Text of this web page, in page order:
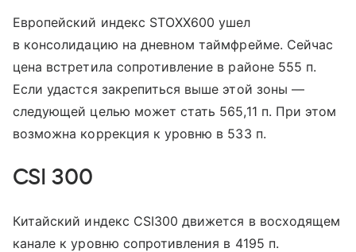
Европейский индекс STOXX600 ушел
в консолидацию на дневном таймфрейме. Сейчас
цена встретила сопротивление в районе 555 п.
Если удастся закрепиться выше этой зоны —
следующей целью может стать 565,11 п. При этом
возможна коррекция к уровню в 533 п.
CSI 300
Китайский индекс CSI300 движется в восходящем
канале к уровню сопротивления в 4195 п.